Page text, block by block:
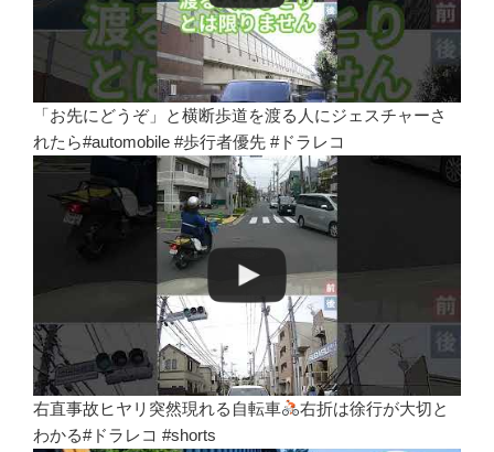
「お先にどうぞ」と横断歩道を渡る人にジェスチャーさ
れたら#automobile #歩行者優先 #ドラレコ
右直事故ヒヤリ突然現れる自転車
右折は徐行が大切と
わかる#ドラレコ #shorts